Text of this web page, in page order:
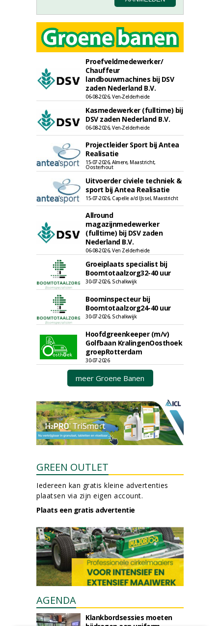
Proefveldmedewerker/
Chauffeur
landbouwmachines bij DSV
zaden Nederland B.V.
06-08-2026, Ven-Zelderheide
Kasmedewerker (fulltime) bij
DSV zaden Nederland B.V.
06-08-2026, Ven-Zelderheide
Projectleider Sport bij Antea
Realisatie
15-07-2026, Almere, Maastricht,
Oosterhout
Uitvoerder civiele techniek &
sport bij Antea Realisatie
15-07-2026, Capelle a/d IJssel, Maastricht
Allround
magazijnmedewerker
(fulltime) bij DSV zaden
Nederland B.V.
06-08-2026, Ven Zelderheide
Groeiplaats specialist bij
Boomtotaalzorg32-40 uur
30-07-2026, Schalkwijk
Boominspecteur bij
Boomtotaalzorg24-40 uur
30-07-2026, Schalkwijk
Hoofdgreenkeeper (m/v)
Golfbaan KralingenOosthoek
groepRotterdam
30-07-2026
meer Groene Banen
GREEN OUTLET
Iedereen kan gratis kleine advertenties
plaatsen via zijn eigen account.
Plaats een gratis advertentie
AGENDA
Klankbordsessies moeten